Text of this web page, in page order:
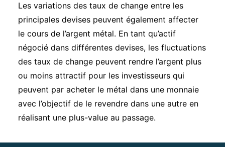
Les variations des taux de change entre les
principales devises peuvent également affecter
le cours de l’argent métal. En tant qu’actif
négocié dans différentes devises, les fluctuations
des taux de change peuvent rendre l’argent plus
ou moins attractif pour les investisseurs qui
peuvent par acheter le métal dans une monnaie
avec l’objectif de le revendre dans une autre en
réalisant une plus-value au passage.